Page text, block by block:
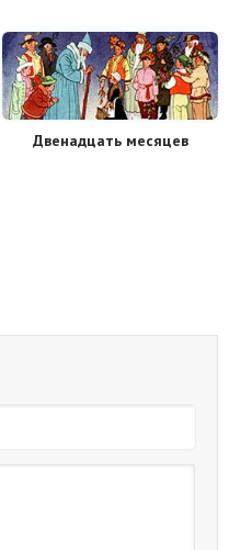
Двенадцать месяцев